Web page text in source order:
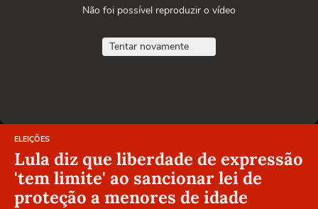
Não foi possível reproduzir o vídeo
Tentar novamente
ELEIÇÕES
Lula diz que liberdade de expressão
'tem limite' ao sancionar lei de
proteção a menores de idade